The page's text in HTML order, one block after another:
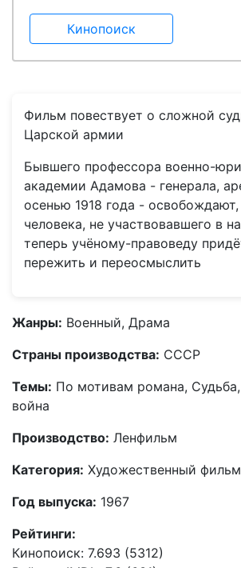
Кинопоиск
Фильм повествует о сложной
Царской армии
Бывшего профессора военно-
академии Адамова - генерала,
осенью 1918 года -
человека, не участвовавшего в
теперь учёному-правоведу
пережить и переосмыслить
Жанры: Военный, Драма
Страны производства: СССР
Темы: По мотивам романа,
война
Производство: Ленфильм
Категория: Художественный фильм
Год выпуска: 1967
Рейтинги:
Кинопоиск: 7.693 (5312)